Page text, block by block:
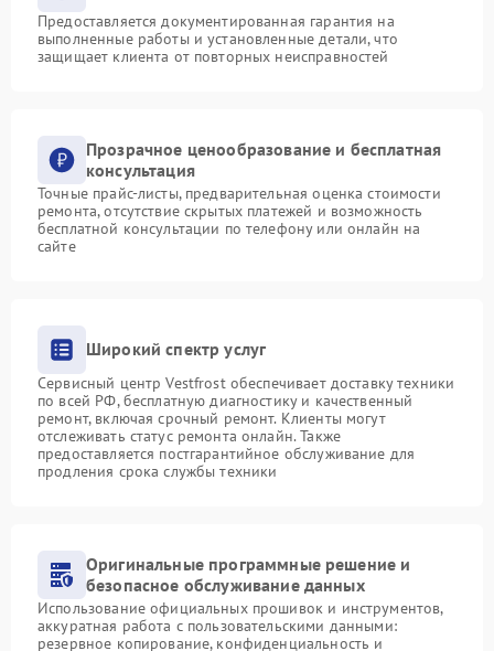
Предоставляется документированная гарантия на
выполненные работы и установленные детали, что
защищает клиента от повторных неисправностей
Прозрачное ценообразование и бесплатная
консультация
Точные прайс-листы, предварительная оценка стоимости
ремонта, отсутствие скрытых платежей и возможность
бесплатной консультации по телефону или онлайн на
сайте
Широкий спектр услуг
Сервисный центр Vestfrost обеспечивает доставку техники
по всей РФ, бесплатную диагностику и качественный
ремонт, включая срочный ремонт. Клиенты могут
отслеживать статус ремонта онлайн. Также
предоставляется постгарантийное обслуживание для
продления срока службы техники
Оригинальные программные решение и
безопасное обслуживание данных
Использование официальных прошивок и инструментов,
аккуратная работа с пользовательскими данными:
резервное копирование, конфиденциальность и